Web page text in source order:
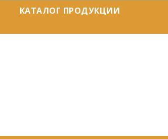
КАТАЛОГ ПРОДУКЦИИ